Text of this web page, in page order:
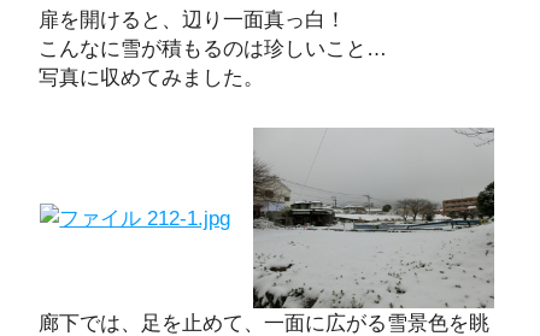
扉を開けると、辺り一面真っ白！
こんなに雪が積もるのは珍しいこと…
写真に収めてみました。
廊下では、足を止めて、一面に広がる雪景色を眺